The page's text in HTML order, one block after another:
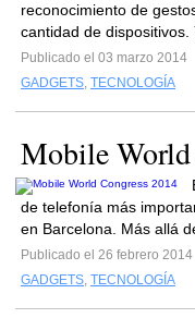
reconocimiento de
cantidad de dispositivos.
Publicado el 03 marzo 2014
GADGETS, TECNOLOGÍA
Mobile World
de telefonía más
en Barcelona. Más allá
Publicado el 26 febrero 2014
GADGETS, TECNOLOGÍA